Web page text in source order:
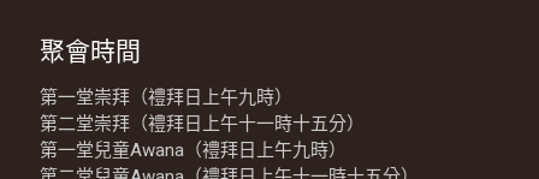
聚會時間
第一堂崇拜（禮拜日上午九時）
第二堂崇拜（禮拜日上午十一時十五分）
第一堂兒童Awana（禮拜日上午九時）